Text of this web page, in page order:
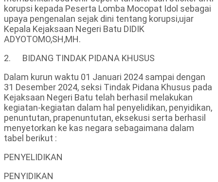
korupsi kepada Peserta Lomba Mocopat Idol sebagai
upaya pengenalan sejak dini tentang korupsi,ujar
Kepala Kejaksaan Negeri Batu DIDIK
ADYOTOMO,SH,MH.
2. BIDANG TINDAK PIDANA KHUSUS
Dalam kurun waktu 01 Januari 2024 sampai dengan
31 Desember 2024, seksi Tindak Pidana Khusus pada
Kejaksaan Negeri Batu telah berhasil melakukan
kegiatan-kegiatan dalam hal penyelidikan, penyidikan,
penuntutan, prapenuntutan, eksekusi serta berhasil
menyetorkan ke kas negara sebagaimana dalam
tabel berikut :
PENYELIDIKAN
PENYIDIKAN